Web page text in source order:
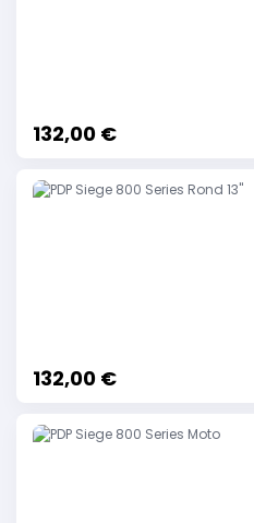
132,00 €
132,00 €